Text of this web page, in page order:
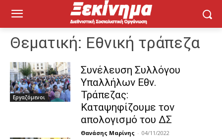
Θεματική: Εθνική τράπεζα
Εργαζόμενοι
Συνέλευση Συλλόγου
Υπαλλήλων Εθν.
Τράπεζας:
Καταψηφίζουμε τον
απολογισμό του ΔΣ
Θανάσης Μαρίνης - 04/11/2022